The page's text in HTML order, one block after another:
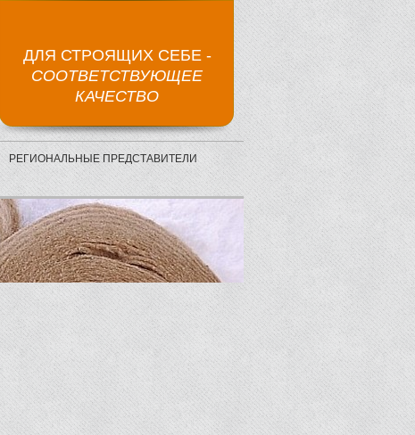
ДЛЯ СТРОЯЩИХ СЕБЕ -
СООТВЕТСТВУЮЩЕЕ
КАЧЕСТВО
РЕГИОНАЛЬНЫЕ ПРЕДСТАВИТЕЛИ